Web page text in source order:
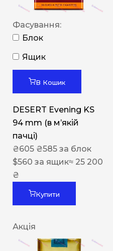
Фасування:
Блок
Ящик
В Кошик
DESERT Evening KS
94 mm (в мʼякій
пачці)
₴605 ₴585 за блок
$560 за ящик≈ 25 200
₴
Купити
Акція